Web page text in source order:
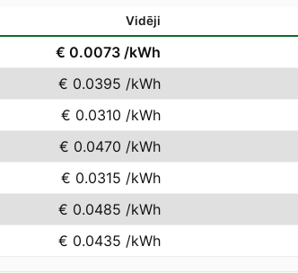
Vidēji
€ 0.0073 /kWh
€ 0.0395 /kWh
€ 0.0310 /kWh
€ 0.0470 /kWh
€ 0.0315 /kWh
€ 0.0485 /kWh
€ 0.0435 /kWh